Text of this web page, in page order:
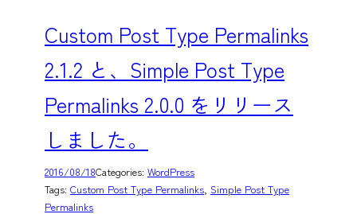
Custom Post Type Permalinks
2.1.2 と、Simple Post Type
Permalinks 2.0.0 をリリース
しました。
2016/08/18Categories: WordPress
Tags: Custom Post Type Permalinks, Simple Post Type
Permalinks